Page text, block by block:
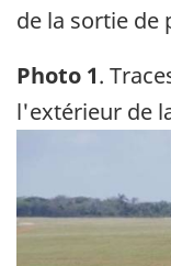
de la sortie de
Photo 1.
l'extérieur de